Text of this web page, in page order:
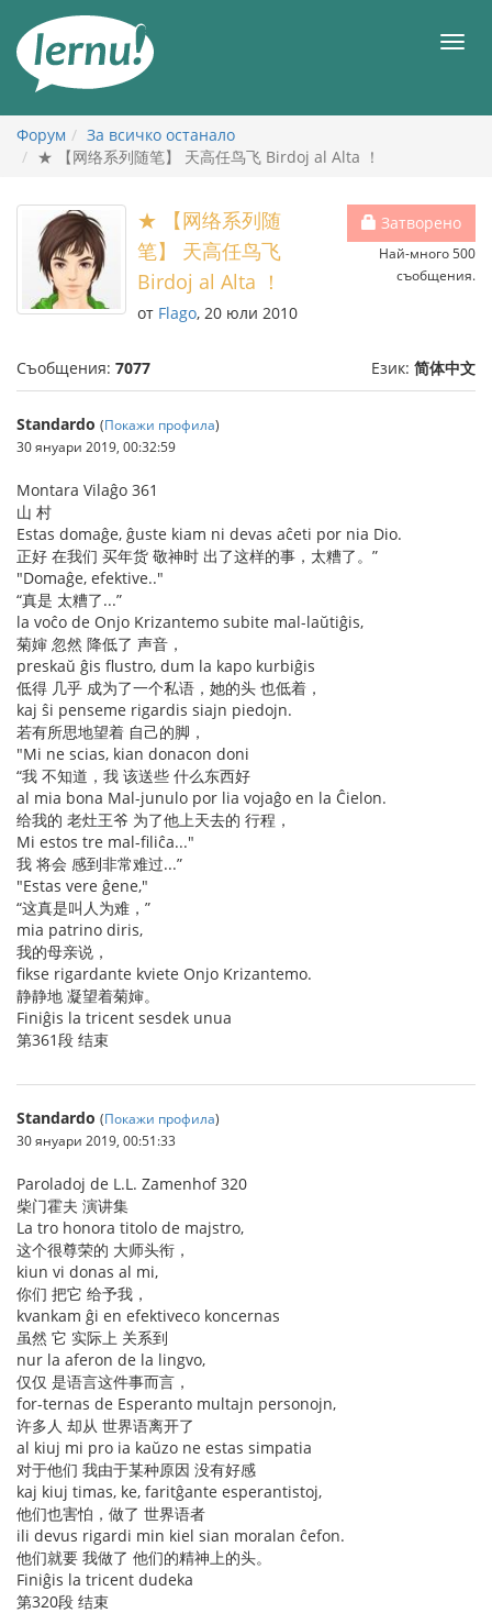
съдържанието
Форум
За всичко останало
★ 【网络系列随笔】 天高任鸟飞 Birdoj al Alta ！
Затворено
Най-много 500
съобщения.
★ 【网络系列随
笔】 天高任鸟飞
Birdoj al Alta ！
от Flago, 20 юли 2010
Съобщения: 7077 Език: 简体中文
Standardo (Покажи профила)
30 януари 2019, 00:32:59
Montara Vilaĝo 361
山 村
Estas domaĝe, ĝuste kiam ni devas aĉeti por nia Dio.
正好 在我们 买年货 敬神时 出了这样的事，太糟了。”
"Domaĝe, efektive.."
“真是 太糟了...”
la voĉo de Onjo Krizantemo subite mal-laŭtiĝis,
菊婶 忽然 降低了 声音，
preskaŭ ĝis flustro, dum la kapo kurbiĝis
低得 几乎 成为了一个私语，她的头 也低着，
kaj ŝi penseme rigardis siajn piedojn.
若有所思地望着 自己的脚，
"Mi ne scias, kian donacon doni
“我 不知道，我 该送些 什么东西好
al mia bona Mal-junulo por lia vojaĝo en la Ĉielon.
给我的 老灶王爷 为了他上天去的 行程，
Mi estos tre mal-filiĉa..."
我 将会 感到非常难过...”
"Estas vere ĝene,"
“这真是叫人为难，”
mia patrino diris,
我的母亲说，
fikse rigardante kviete Onjo Krizantemo.
静静地 凝望着菊婶。
Finiĝis la tricent sesdek unua
第361段 结束
Standardo (Покажи профила)
30 януари 2019, 00:51:33
Paroladoj de L.L. Zamenhof 320
柴门霍夫 演讲集
La tro honora titolo de majstro,
这个很尊荣的 大师头衔，
kiun vi donas al mi,
你们 把它 给予我，
kvankam ĝi en efektiveco koncernas
虽然 它 实际上 关系到
nur la aferon de la lingvo,
仅仅 是语言这件事而言，
for-ternas de Esperanto multajn personojn,
许多人 却从 世界语离开了
al kiuj mi pro ia kaŭzo ne estas simpatia
对于他们 我由于某种原因 没有好感
kaj kiuj timas, ke, faritĝante esperantistoj,
他们也害怕，做了 世界语者
ili devus rigardi min kiel sian moralan ĉefon.
他们就要 我做了 他们的精神上的头。
Finiĝis la tricent dudeka
第320段 结束